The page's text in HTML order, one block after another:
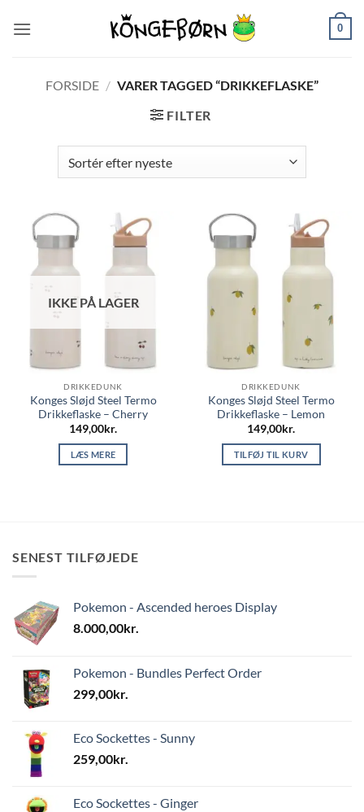
0
FORSIDE / VARER TAGGED “DRIKKEFLASKE”
FILTER
IKKE PÅ LAGER
DRIKKEDUNK
Konges Sløjd Steel Termo
Drikkeflaske – Cherry
149,00kr.
LÆS MERE
DRIKKEDUNK
Konges Sløjd Steel Termo
Drikkeflaske – Lemon
149,00kr.
TILFØJ TIL KURV
SENEST TILFØJEDE
Pokemon - Ascended heroes Display
8.000,00kr.
Pokemon - Bundles Perfect Order
299,00kr.
Eco Sockettes - Sunny
259,00kr.
Eco Sockettes - Ginger